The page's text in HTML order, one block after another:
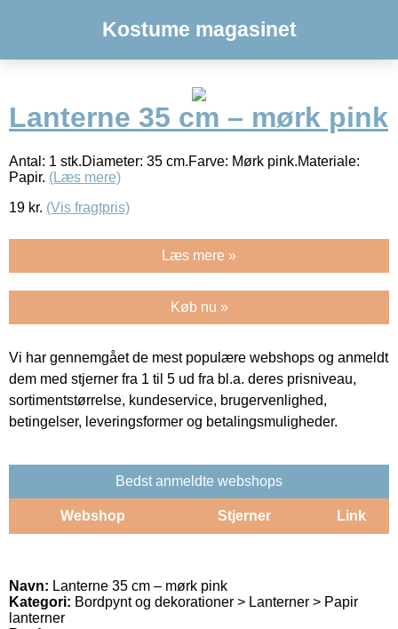
Kostume magasinet
Lanterne 35 cm – mørk pink
Antal: 1 stk.Diameter: 35 cm.Farve: Mørk pink.Materiale:
Papir. (Læs mere)
19 kr. (Vis fragtpris)
Læs mere »
Køb nu »
Vi har gennemgået de mest populære webshops og anmeldt
dem med stjerner fra 1 til 5 ud fra bl.a. deres prisniveau,
sortimentstørrelse, kundeservice, brugervenlighed,
betingelser, leveringsformer og betalingsmuligheder.
Bedst anmeldte webshops
Webshop Stjerner Link
Navn: Lanterne 35 cm – mørk pink
Kategori: Bordpynt og dekorationer > Lanterner > Papir
lanterner